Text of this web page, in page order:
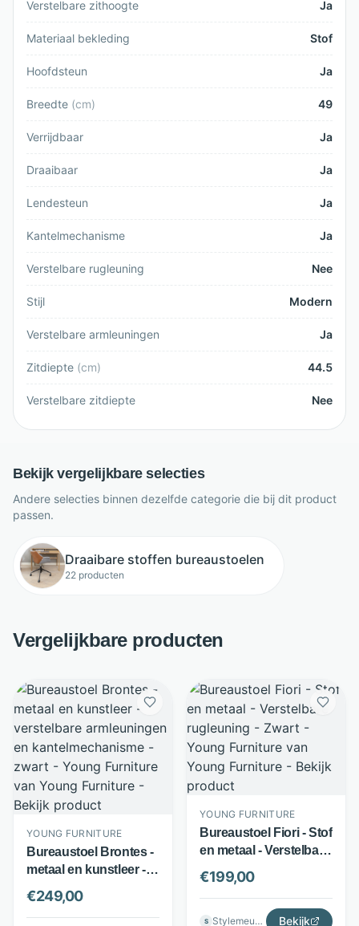
Verstelbare zithoogte Ja
Materiaal bekleding Stof
Hoofdsteun Ja
Breedte (cm) 49
Verrijdbaar Ja
Draaibaar Ja
Lendesteun Ja
Kantelmechanisme Ja
Verstelbare rugleuning Nee
Stijl Modern
Verstelbare armleuningen Ja
Zitdiepte (cm) 44.5
Verstelbare zitdiepte Nee
Bekijk vergelijkbare selecties
Andere selecties binnen dezelfde categorie die bij dit product
passen.
Draaibare stoffen bureaustoelen
22 producten
Vergelijkbare producten
YOUNG FURNITURE
Bureaustoel Brontes -
metaal en kunstleer -
verstelbare
armleuningen en
kantelmechanisme -
€249,00
YOUNG FURNITURE
Bureaustoel Fiori - Stof
en metaal - Verstelbare
rugleuning - Zwart -
Young Furniture
€199,00
S Stylemeubels Bekijk